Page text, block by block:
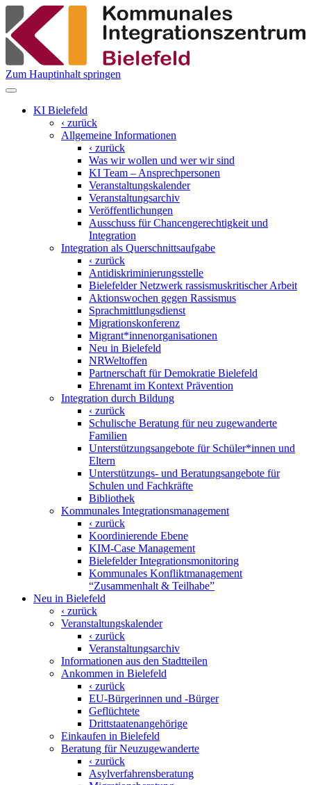
Zum Hauptinhalt springen
KI Bielefeld
‹ zurück
Allgemeine Informationen
‹ zurück
Was wir wollen und wer wir sind
KI Team – Ansprechpersonen
Veranstaltungskalender
Veranstaltungsarchiv
Veröffentlichungen
Ausschuss für Chancengerechtigkeit und
Integration
Integration als Querschnittsaufgabe
‹ zurück
Antidiskriminierungsstelle
Bielefelder Netzwerk rassismuskritischer Arbeit
Aktionswochen gegen Rassismus
Sprachmittlungsdienst
Migrationskonferenz
Migrant*innenorganisationen
Neu in Bielefeld
NRWeltoffen
Partnerschaft für Demokratie Bielefeld
Ehrenamt im Kontext Prävention
Integration durch Bildung
‹ zurück
Schulische Beratung für neu zugewanderte
Familien
Unterstützungsangebote für Schüler*innen und
Eltern
Unterstützungs- und Beratungs­angebote für
Schulen und Fachkräfte
Bibliothek
Kommunales Integrationsmanagement
‹ zurück
Koordinierende Ebene
KIM-Case Management
Bielefelder Integrationsmonitoring
Kommunales Konfliktmanagement
“Zusammenhalt & Teilhabe”
Neu in Bielefeld
‹ zurück
Veranstaltungskalender
‹ zurück
Veranstaltungsarchiv
Informationen aus den Stadtteilen
Ankommen in Bielefeld
‹ zurück
EU-Bürgerinnen und -Bürger
Geflüchtete
Drittstaatenangehörige
Einkaufen in Bielefeld
Beratung für Neuzugewanderte
‹ zurück
Asylverfahrensberatung